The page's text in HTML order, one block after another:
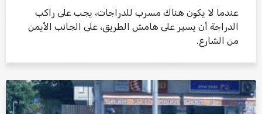
عندما لا يكون هناك مسرب للدراجات، يجب على راكب
الدراجة أن يسير على هامش الطريق، على الجانب الأيمن
من الشارع.